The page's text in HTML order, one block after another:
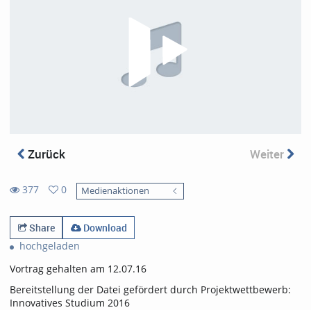
Zurück Weiter
377
views
0
favorites
Medienaktionen
Share
Download
hochgeladen
Vortrag gehalten am 12.07.16
Bereitstellung der Datei gefördert durch Projektwettbewerb:
Innovatives Studium 2016